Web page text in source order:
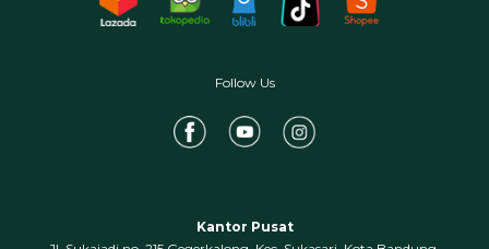
Follow Us
Kantor Pusat